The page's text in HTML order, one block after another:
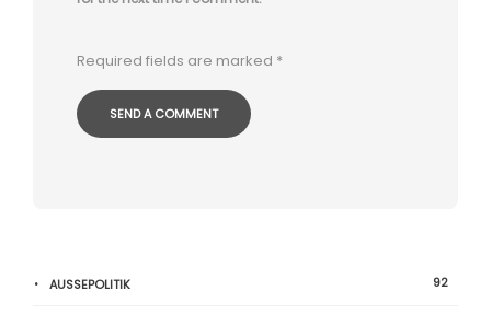
Required fields are marked *
AUSSEPOLITIK 92